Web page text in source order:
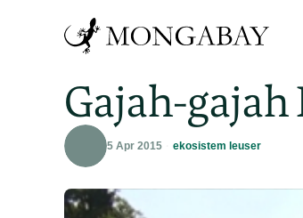
Gajah-
5 Apr 2015 ekosistem leuser